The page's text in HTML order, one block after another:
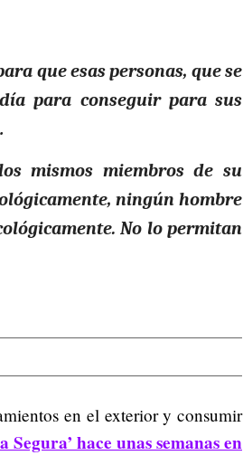
que esas personas, que se
para conseguir para sus
mismos miembros de su
ningún hombre
No lo permitan
en el exterior y consumir
hace unas semanas en